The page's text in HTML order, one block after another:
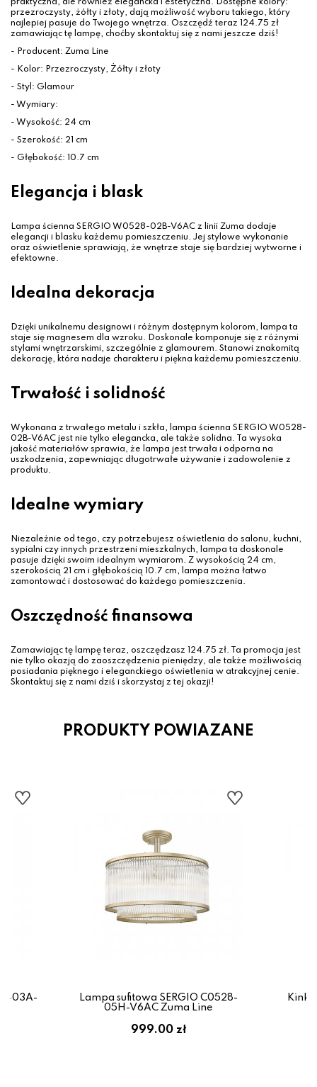
praktyczna, ale również elegancka i estetyczna. Dostępne kolory:
przezroczysty, żółty i złoty, dają możliwość wyboru takiego, który
najlepiej pasuje do Twojego wnętrza. Oszczędź teraz 124.75 zł
zamawiając tę lampę, choćby skontaktuj się z nami jeszcze dziś!
- Producent: Zuma Line
- Kolor: Przezroczysty, Żółty i złoty
- Styl: Glamour
- Wymiary:
- Wysokość: 24 cm
- Szerokość: 21 cm
- Głębokość: 10.7 cm
Elegancja i blask
Lampa ścienna SERGIO W0528-02B-V6AC z linii Zuma dodaje
elegancji i blasku każdemu pomieszczeniu. Jej stylowe wykonanie
oraz oświetlenie sprawiają, że wnętrze staje się bardziej wytworne i
efektowne.
Idealna dekoracja
Dzięki unikalnemu designowi i różnym dostępnym kolorom, lampa ta
staje się magnesem dla wzroku. Doskonale komponuje się z różnymi
stylami wnętrzarskimi, szczególnie z glamourem. Stanowi znakomitą
dekorację, która nadaje charakteru i piękna każdemu pomieszczeniu.
Trwałość i solidność
Wykonana z trwałego metalu i szkła, lampa ścienna SERGIO W0528-
02B-V6AC jest nie tylko elegancka, ale także solidna. Ta wysoka
jakość materiałów sprawia, że lampa jest trwała i odporna na
uszkodzenia, zapewniając długotrwałe używanie i zadowolenie z
produktu.
Idealne wymiary
Niezależnie od tego, czy potrzebujesz oświetlenia do salonu, kuchni,
sypialni czy innych przestrzeni mieszkalnych, lampa ta doskonale
pasuje dzięki swoim idealnym wymiarom. Z wysokością 24 cm,
szerokością 21 cm i głębokością 10.7 cm, lampa można łatwo
zamontować i dostosować do każdego pomieszczenia.
Oszczędność finansowa
Zamawiając tę lampę teraz, oszczędzasz 124.75 zł. Ta promocja jest
nie tylko okazją do zaoszczędzenia pieniędzy, ale także możliwością
posiadania pięknego i eleganckiego oświetlenia w atrakcyjnej cenie.
Skontaktuj się z nami dziś i skorzystaj z tej okazji!
PRODUKTY POWIAZANE
03A-
Lampa sufitowa SERGIO C0528-
05H-V6AC Zuma Line
999.00 zł